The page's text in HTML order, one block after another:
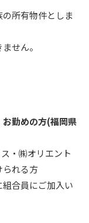
所有物件としま
せん。
勤めの方(福岡県
・㈱オリエント
られる方
合員にご加入い